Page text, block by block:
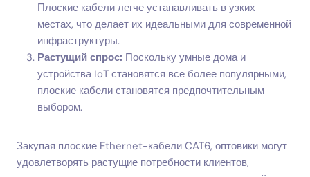
Плоские кабели легче устанавливать в узких
местах, что делает их идеальными для современной
инфраструктуры.
Растущий спрос: Поскольку умные дома и
устройства IoT становятся все более популярными,
плоские кабели становятся предпочтительным
выбором.
Закупая плоские Ethernet-кабели CAT6, оптовики могут
удовлетворять растущие потребности клиентов,